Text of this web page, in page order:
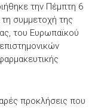
την Πέμπτη 6
συμμετοχή της
του Ευρωπαϊκού
προκλήσεις που